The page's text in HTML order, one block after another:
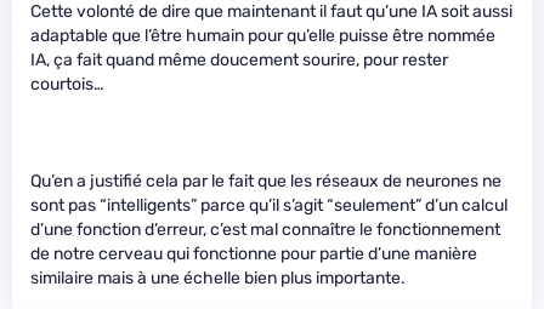
Cette volonté de dire que maintenant il faut qu’une IA soit aussi
adaptable que l’être humain pour qu’elle puisse être nommée
IA, ça fait quand même doucement sourire, pour rester
courtois…
Qu’en a justifié cela par le fait que les réseaux de neurones ne
sont pas “intelligents” parce qu’il s’agit “seulement” d’un calcul
d’une fonction d’erreur, c’est mal connaître le fonctionnement
de notre cerveau qui fonctionne pour partie d’une manière
similaire mais à une échelle bien plus importante.